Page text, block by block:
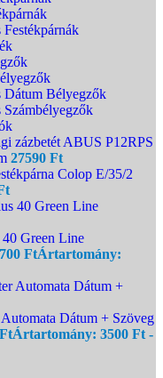
Dátum Bélyegzők
ABUS P12RPS
27590 Ft
Colop E/35/2
Green Line
FtÁrtartomány:
Dátum + Szöveg
FtÁrtartomány: 3500 Ft -